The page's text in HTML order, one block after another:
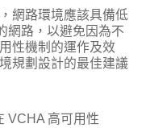
網路環境應該具備低
網路，以避免因為不
性機制的運作及效
規劃設計的最佳建議
VCHA 高可用性